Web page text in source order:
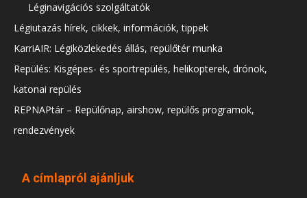
Léginavigációs szolgáltatók
Légiutazás hírek, cikkek, információk, tippek
KarriAIR: Légiközlekedés állás, repülőtér munka
Repülés: Kisgépes- és sportrepülés, helikopterek, drónok,
katonai repülés
REPNAPtár – Repülőnap, airshow, repülős programok,
rendezvények
A címlapról ajánljuk